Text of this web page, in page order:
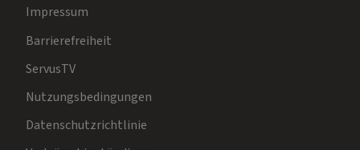
Impressum
Barrierefreiheit
ServusTV
Nutzungsbedingungen
Datenschutzrichtlinie